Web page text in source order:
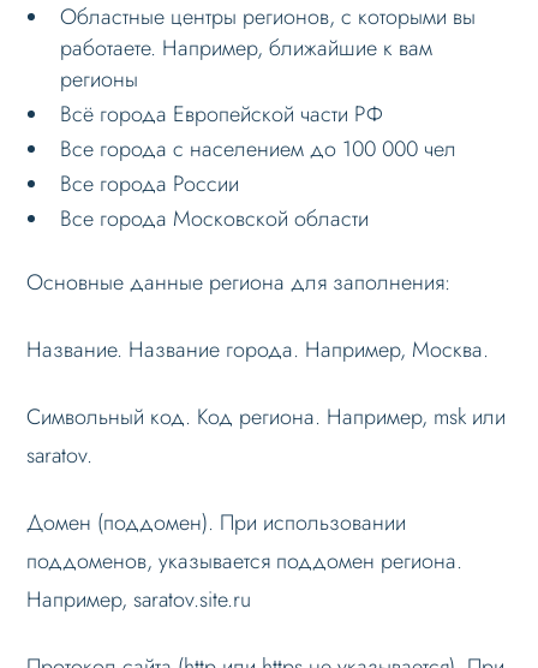
Решение проблем
Меню сайта
Блоки / секции сайта
Личный кабинет
Формы и коммуникации
Лендинги и посадочные страницы
Вопрос-ответ
Областные центры регионов, с которыми вы
работаете. Например, ближайшие к вам
регионы
Всё города Европейской части РФ
Все города с населением до 100 000 чел
Все города России
Все города Московской области
Основные данные региона для заполнения:
Название. Название города. Например, Москва.
Символьный код. Код региона. Например, msk или
saratov.
Домен (поддомен). При использовании
поддоменов, указывается поддомен региона.
Например, saratov.site.ru